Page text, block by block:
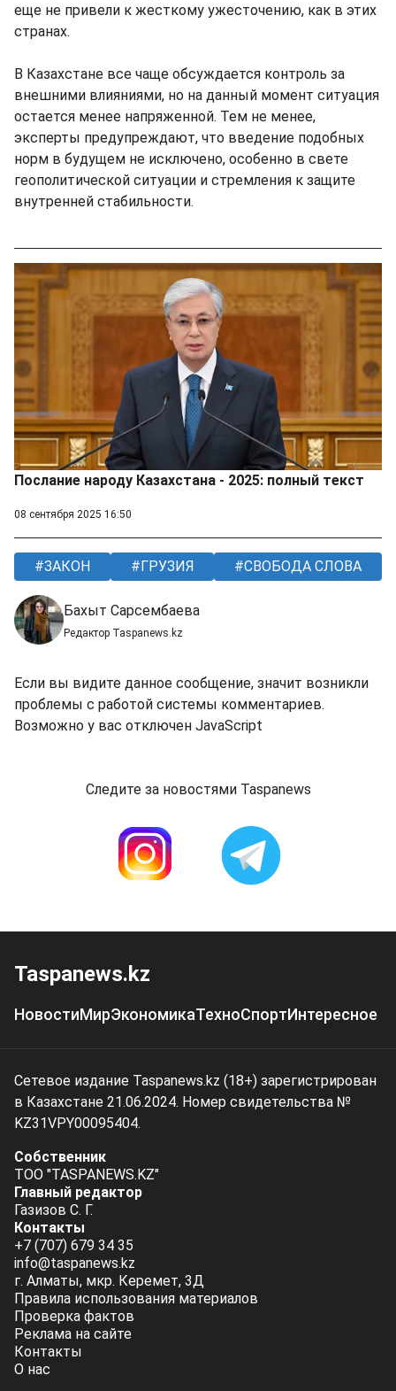
еще не привели к жесткому ужесточению, как в этих
странах.
В Казахстане все чаще обсуждается контроль за
внешними влияниями, но на данный момент ситуация
остается менее напряженной. Тем не менее,
эксперты предупреждают, что введение подобных
норм в будущем не исключено, особенно в свете
геополитической ситуации и стремления к защите
внутренней стабильности.
Послание народу Казахстана - 2025: полный текст
08 сентября 2025 16:50
ЗАКОН ГРУЗИЯ СВОБОДА СЛОВА
Бахыт Сарсембаева
Редактор Taspanews.kz
Если вы видите данное сообщение, значит возникли
проблемы с работой системы комментариев.
Возможно у вас отключен JavaScript
Следите за новостями Taspanews
Taspanews.kz
НовостиМирЭкономикаТехноСпортИнтересное
Сетевое издание Taspanews.kz (18+) зарегистрирован
в Казахстане 21.06.2024. Номер свидетельства №
KZ31VPY00095404.
Собственник
ТОО "TASPANEWS.KZ"
Главный редактор
Газизов С. Г.
Контакты
+7 (707) 679 34 35
info@taspanews.kz
г. Алматы, мкр. Керемет, 3Д
Правила использования материалов
Проверка фактов
Реклама на сайте
Контакты
О нас